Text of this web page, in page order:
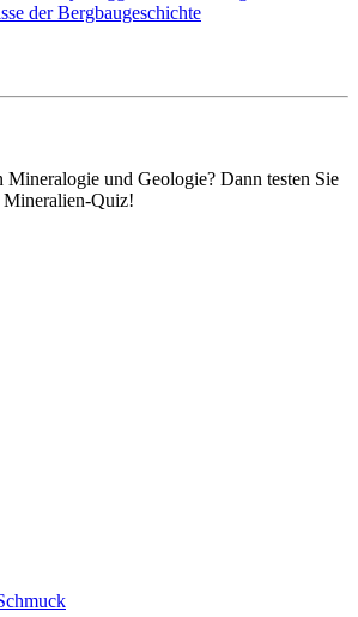
der Bergbaugeschichte
Mineralogie und Geologie? Dann testen Sie
Mineralien-Quiz!